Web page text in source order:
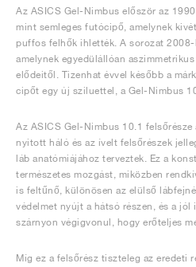
Az ASICS Gel-Nimbus először az
mint semleges futócipő, amelynek
puffos felhők ihlették. A sorozat
amelynek egyedülállóan
elődeitől. Tizenhat évvel később a
cipőt egy új sziluettel, a Gel-Nimbus
Az ASICS Gel-Nimbus 10.1
nyitott háló és az ívelt felsőrészek
láb anatómiájához terveztek. Ez a
természetes mozgást, miközben
is feltűnő, különösen az elülső
védelmet nyújt a hátsó részen, és a
szárnyon végigvonul, hogy erőteljes
Míg ez a felsőrész tiszteleg az eredeti